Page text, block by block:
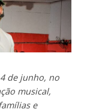
de junho, no
musical,
e